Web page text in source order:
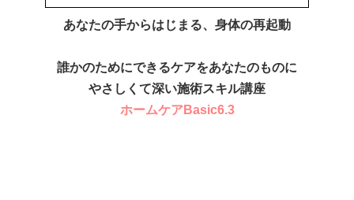
あなたの手からはじまる、身体の再起動
誰かのためにできるケアをあなたのものに
やさしくて深い施術スキル講座
ホームケアBasic6.3